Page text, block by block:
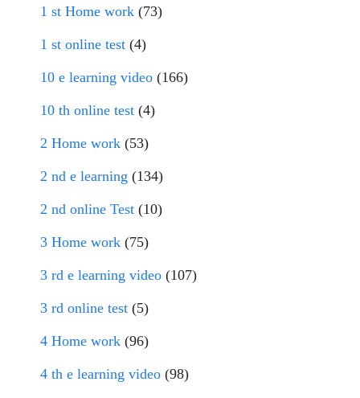
1 st Home work (73)
1 st online test (4)
10 e learning video (166)
10 th online test (4)
2 Home work (53)
2 nd e learning (134)
2 nd online Test (10)
3 Home work (75)
3 rd e learning video (107)
3 rd online test (5)
4 Home work (96)
4 th e learning video (98)